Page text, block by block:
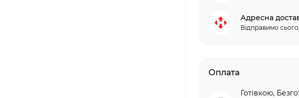
Адресна
Відправимо
Оплата
Готівкою,